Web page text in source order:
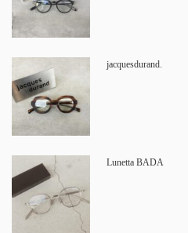
jacquesdurand.
Lunetta BADA